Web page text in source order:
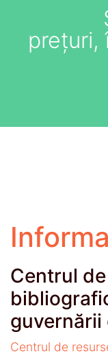
prețuri,
Centrul
guvernării
Centrul de